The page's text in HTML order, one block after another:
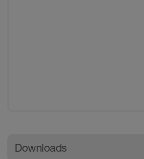
Downloads